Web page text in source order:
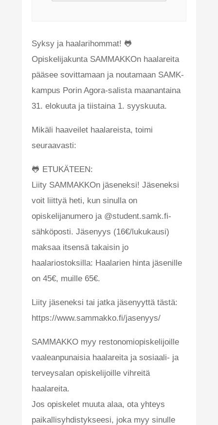
Syksy ja haalarihommat! 🐸
Opiskelijakunta SAMMAKKOn haalareita
pääsee sovittamaan ja noutamaan SAMK-
kampus Porin Agora-salista maanantaina
31. elokuuta ja tiistaina 1. syyskuuta.
Mikäli haaveilet haalareista, toimi
seuraavasti:
🐸 ETUKÄTEEN:
Liity SAMMAKKOn jäseneksi! Jäseneksi
voit liittyä heti, kun sinulla on
opiskelijanumero ja @student.samk.fi-
sähköposti. Jäsenyys (16€/lukukausi)
maksaa itsensä takaisin jo
haalariostoksilla: Haalarien hinta jäsenille
on 45€, muille 65€.
Liity jäseneksi tai jatka jäsenyyttä tästä:
https://www.sammakko.fi/jasenyys/
SAMMAKKO myy restonomiopiskelijoille
vaaleanpunaisia haalareita ja sosiaali- ja
terveysalan opiskelijoille vihreitä
haalareita.
Jos opiskelet muuta alaa, ota yhteys
paikallisyhdistykseesi, joka myy sinulle